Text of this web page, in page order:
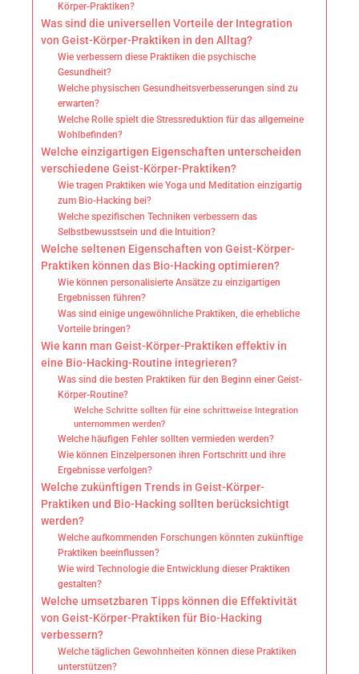
Körper-Praktiken?
Was sind die universellen Vorteile der Integration
von Geist-Körper-Praktiken in den Alltag?
Wie verbessern diese Praktiken die psychische
Gesundheit?
Welche physischen Gesundheitsverbesserungen sind zu
erwarten?
Welche Rolle spielt die Stressreduktion für das allgemeine
Wohlbefinden?
Welche einzigartigen Eigenschaften unterscheiden
verschiedene Geist-Körper-Praktiken?
Wie tragen Praktiken wie Yoga und Meditation einzigartig
zum Bio-Hacking bei?
Welche spezifischen Techniken verbessern das
Selbstbewusstsein und die Intuition?
Welche seltenen Eigenschaften von Geist-Körper-
Praktiken können das Bio-Hacking optimieren?
Wie können personalisierte Ansätze zu einzigartigen
Ergebnissen führen?
Was sind einige ungewöhnliche Praktiken, die erhebliche
Vorteile bringen?
Wie kann man Geist-Körper-Praktiken effektiv in
eine Bio-Hacking-Routine integrieren?
Was sind die besten Praktiken für den Beginn einer Geist-
Körper-Routine?
Welche Schritte sollten für eine schrittweise Integration
unternommen werden?
Welche häufigen Fehler sollten vermieden werden?
Wie können Einzelpersonen ihren Fortschritt und ihre
Ergebnisse verfolgen?
Welche zukünftigen Trends in Geist-Körper-
Praktiken und Bio-Hacking sollten berücksichtigt
werden?
Welche aufkommenden Forschungen könnten zukünftige
Praktiken beeinflussen?
Wie wird Technologie die Entwicklung dieser Praktiken
gestalten?
Welche umsetzbaren Tipps können die Effektivität
von Geist-Körper-Praktiken für Bio-Hacking
verbessern?
Welche täglichen Gewohnheiten können diese Praktiken
unterstützen?